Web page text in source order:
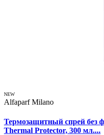
NEW
Alfaparf Milano
Термозащитный спрей без
Thermal Protector, 300 мл....